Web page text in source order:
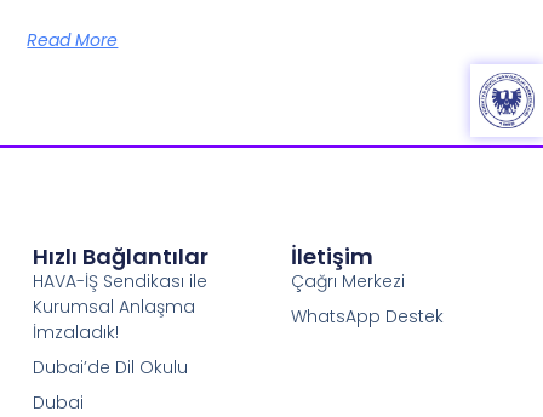
Read More
Hızlı Bağlantılar
HAVA-İŞ Sendikası ile
Kurumsal Anlaşma
İmzaladık!
Dubai’de Dil Okulu
Dubai
İletişim
Çağrı Merkezi
WhatsApp Destek